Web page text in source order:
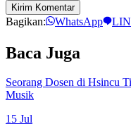
Kirim Komentar
Bagikan: WhatsApp
Baca Juga
Seorang Dosen di Hsincu
Musik
15 Jul